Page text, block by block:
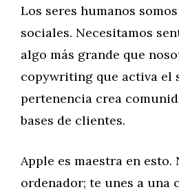
Los seres humanos
sociales. Necesitamos
algo más grande que
copywriting que activa el
pertenencia crea
bases de clientes.
Apple es maestra en esto.
ordenador; te unes a una